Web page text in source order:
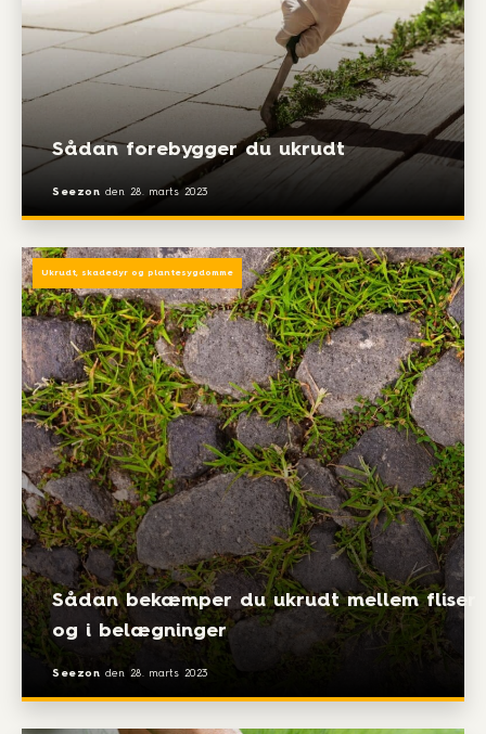
Sådan forebygger du ukrudt
Seezon den 28. marts 2023
Sådan bekæmper du ukrudt mellem fliser
og i belægninger
Seezon den 28. marts 2023
Ukrudt, skadedyr og plantesygdomme